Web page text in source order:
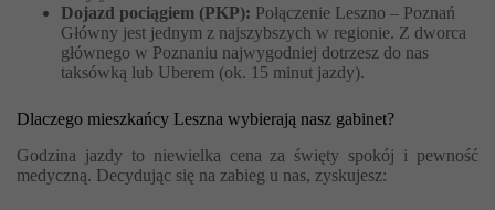
Dojazd pociągiem (PKP): Połączenie Leszno – Poznań
Główny jest jednym z najszybszych w regionie. Z dworca
głównego w Poznaniu najwygodniej dotrzesz do nas
taksówką lub Uberem (ok. 15 minut jazdy).
Dlaczego mieszkańcy Leszna wybierają nasz gabinet?
Godzina jazdy to niewielka cena za święty spokój i pewność
medyczną. Decydując się na zabieg u nas, zyskujesz: